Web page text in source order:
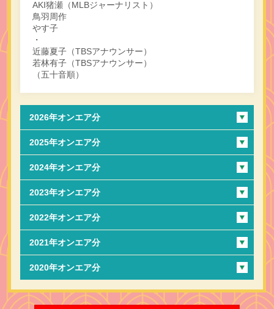
AKI猪瀬（MLBジャーナリスト）
鳥羽周作
やす子
・
近藤夏子（TBSアナウンサー）
若林有子（TBSアナウンサー）
（五十音順）
2026年オンエア分
2025年オンエア分
2024年オンエア分
2023年オンエア分
2022年オンエア分
2021年オンエア分
2020年オンエア分